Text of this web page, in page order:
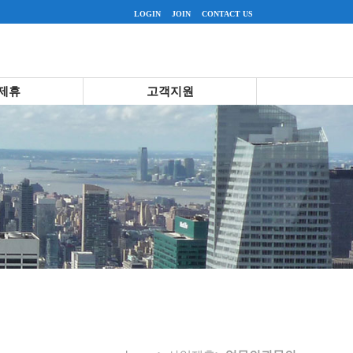
LOGIN JOIN CONTACT US
휴 고객지원